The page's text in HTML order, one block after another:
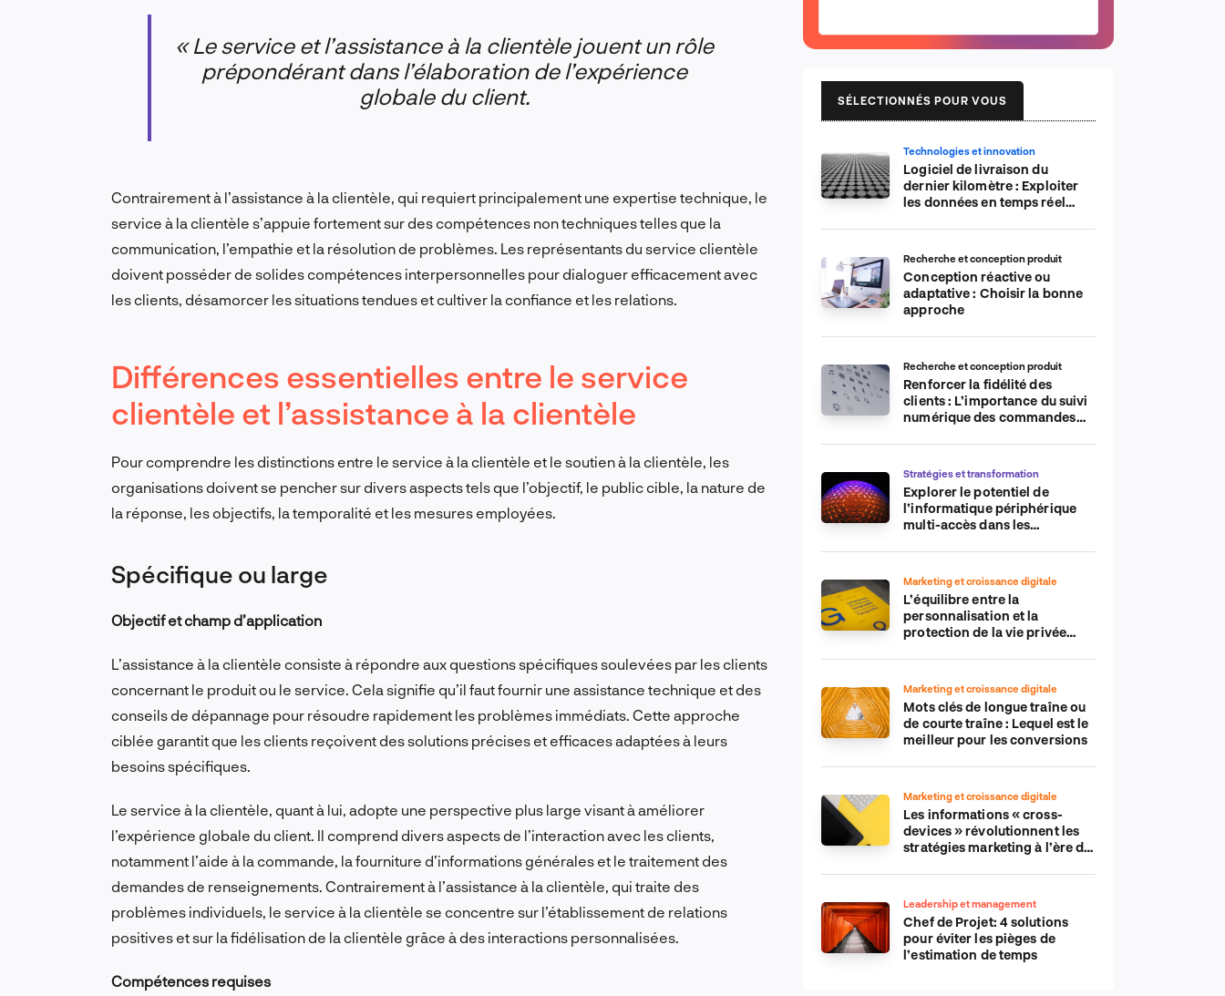
« Le service et l’assistance à la clientèle jouent un rôle
prépondérant dans l’élaboration de l’expérience
globale du client.
Contrairement à l’assistance à la clientèle, qui requiert principalement une expertise technique, le
service à la clientèle s’appuie fortement sur des compétences non techniques telles que la
communication, l’empathie et la résolution de problèmes. Les représentants du service clientèle
doivent posséder de solides compétences interpersonnelles pour dialoguer efficacement avec
les clients, désamorcer les situations tendues et cultiver la confiance et les relations.
Différences essentielles entre le service
clientèle et l’assistance à la clientèle
Pour comprendre les distinctions entre le service à la clientèle et le soutien à la clientèle, les
organisations doivent se pencher sur divers aspects tels que l’objectif, le public cible, la nature de
la réponse, les objectifs, la temporalité et les mesures employées.
Spécifique ou large
Objectif et champ d’application
L’assistance à la clientèle consiste à répondre aux questions spécifiques soulevées par les clients
concernant le produit ou le service. Cela signifie qu’il faut fournir une assistance technique et des
conseils de dépannage pour résoudre rapidement les problèmes immédiats. Cette approche
ciblée garantit que les clients reçoivent des solutions précises et efficaces adaptées à leurs
besoins spécifiques.
Le service à la clientèle, quant à lui, adopte une perspective plus large visant à améliorer
l’expérience globale du client. Il comprend divers aspects de l’interaction avec les clients,
notamment l’aide à la commande, la fourniture d’informations générales et le traitement des
demandes de renseignements. Contrairement à l’assistance à la clientèle, qui traite des
problèmes individuels, le service à la clientèle se concentre sur l’établissement de relations
positives et sur la fidélisation de la clientèle grâce à des interactions personnalisées.
Compétences requises
SÉLECTIONNÉS POUR VOUS
Technologies et innovation
Logiciel de livraison du
dernier kilomètre : Exploiter
les données en temps réel
Recherche et conception produit
Conception réactive ou
adaptative : Choisir la bonne
approche
Recherche et conception produit
Renforcer la fidélité des
clients : L’importance du suivi
numérique des commandes
commerce électronique
Stratégies et transformation
Explorer le potentiel de
l’informatique périphérique
multi-accès dans les
Marketing et croissance digitale
L’équilibre entre la
personnalisation et la
protection de la vie privée
Marketing et croissance digitale
Mots clés de longue traîne ou
de courte traîne : Lequel est le
meilleur pour les conversions
Marketing et croissance digitale
Les informations « cross-
devices » révolutionnent les
stratégies marketing à l’ère du
Leadership et management
Chef de Projet: 4 solutions
pour éviter les pièges de
l’estimation de temps